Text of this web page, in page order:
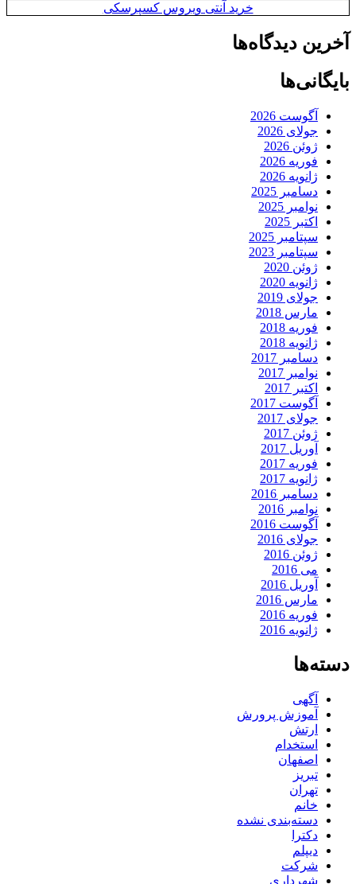
خرید آنتی ویروس کسپرسکی
آخرین دیدگاه‌ها
بایگانی‌ها
آگوست 2026
جولای 2026
ژوئن 2026
فوریه 2026
ژانویه 2026
دسامبر 2025
نوامبر 2025
اکتبر 2025
سپتامبر 2025
سپتامبر 2023
ژوئن 2020
ژانویه 2020
جولای 2019
مارس 2018
فوریه 2018
ژانویه 2018
دسامبر 2017
نوامبر 2017
اکتبر 2017
آگوست 2017
جولای 2017
ژوئن 2017
آوریل 2017
فوریه 2017
ژانویه 2017
دسامبر 2016
نوامبر 2016
آگوست 2016
جولای 2016
ژوئن 2016
می 2016
آوریل 2016
مارس 2016
فوریه 2016
ژانویه 2016
دسته‌ها
آگهی
آموزش پرورش
ارتش
استخدام
اصفهان
تبریز
تهران
خانم
دسته‌بندی نشده
دکترا
دیپلم
شرکت
شهرداری